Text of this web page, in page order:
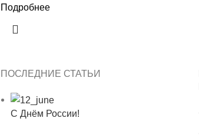
Подробнее
ПОСЛЕДНИЕ СТАТЬИ
С Днём России!